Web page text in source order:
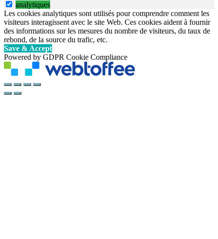
analytiques
Les cookies analytiques sont utilisés pour comprendre comment les
visiteurs interagissent avec le site Web. Ces cookies aident à fournir
des informations sur les mesures du nombre de visiteurs, du taux de
rebond, de la source du trafic, etc.
Save & Accept
Powered by GDPR Cookie Compliance